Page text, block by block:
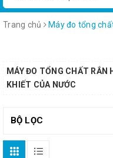
Trang chủ Máy đo tổng
MÁY ĐO TỔNG CHẤT RẮN
KHIẾT CỦA NƯỚC
BỘ LỌC